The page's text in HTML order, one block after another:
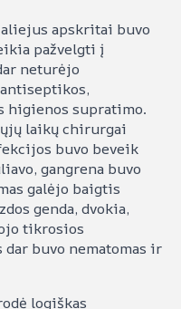
apskritai buvo
pažvelgti į
neturėjo
higienos supratimo.
laikų chirurgai
buvo beveik
gangrena buvo
galėjo baigtis
genda, dvokia,
tikrosios
buvo nematomas ir
logiškas